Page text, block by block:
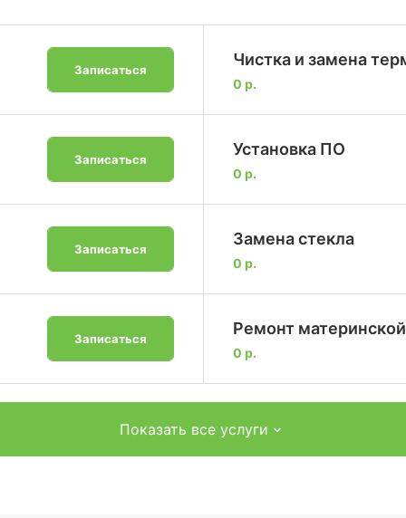
Записаться
Чистка и замена
0 р.
Записаться
Установка ПО
0 р.
Записаться
Замена стекла
0 р.
Записаться
Ремонт
0 р.
Показать все услуги